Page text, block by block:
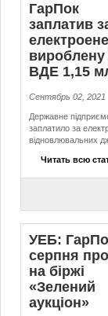
ГарПок
заплатив
вироблену
ВДЕ 1,15
Сентябрь 02, 2021
Державне
заплатило за
відновлювальних
Читать всю
УЕБ:
серпня
на біржі
«Зелений
аукціон»